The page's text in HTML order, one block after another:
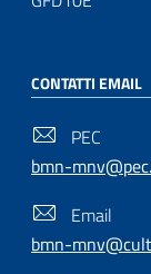
CONTATTI EMAIL
PEC
bmn-
Email
bmn-